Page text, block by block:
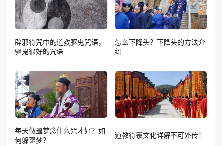
辟邪符咒中的道教驱鬼咒语，
驱鬼很好的咒语
怎么下降头？下降头的方法介
绍
每天做噩梦念什么咒才好？如
何躲噩梦？
道教符箓文化详解不可外传！